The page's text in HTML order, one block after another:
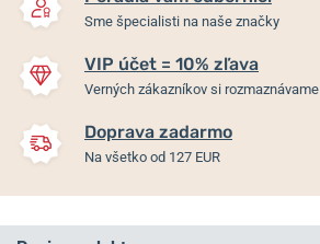
Sme špecialisti na naše značky
VIP účet = 10% zľava
Verných zákazníkov si rozmaznávame
Doprava zadarmo
Na všetko od 127 EUR